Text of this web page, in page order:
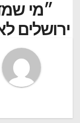
״מי
ירושלים